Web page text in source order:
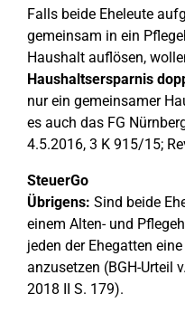
Falls beide Eheleute
gemeinsam in ein
Haushalt auflösen,
Haushaltsersparnis
nur ein gemeinsamer
es auch das FG
4.5.2016, 3 K 915/15;
SteuerGo
Übrigens: Sind beide
einem Alten- und
jeden der Ehegatten
anzusetzen (BGH-Urteil
2018 II S. 179).